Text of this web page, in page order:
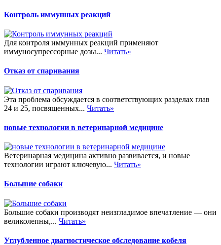
Контроль иммунных реакций
Для контроля иммунных реакций применяют
иммуносупрессорные дозы... Читать»
Отказ от спаривания
Эта проблема обсуждается в соответствующих разделах глав
24 и 25, посвященных... Читать»
новые технологии в ветеринарной медицине
Ветеринарная медицина активно развивается, и новые
технологии играют ключевую... Читать»
Большие собаки
Большие собаки производят неизгладимое впечатление — они
великолепны,... Читать»
Углубленное диагностическое обследование кобеля